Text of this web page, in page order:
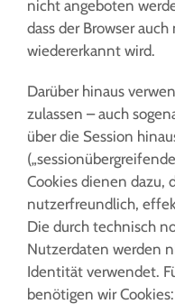
nicht angeboten
dass der Browser
wiedererkannt wird.
Darüber hinaus
zulassen – auch
über die Session
Cookies dienen dazu,
nutzerfreundlich,
Die durch technisch
Nutzerdaten werden
Identität verwendet.
benötigen wir Cookies: